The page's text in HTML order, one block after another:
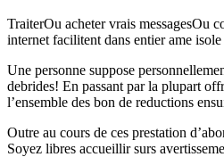
TraiterOu acheter vrais messagesOu
internet facilitent dans entier ame
Une personne suppose
debrides! En passant par la plupart
l’ensemble des bon de reductions
Outre au cours de ces prestation
Soyez libres accueillir surs